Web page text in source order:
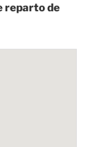
reparto de